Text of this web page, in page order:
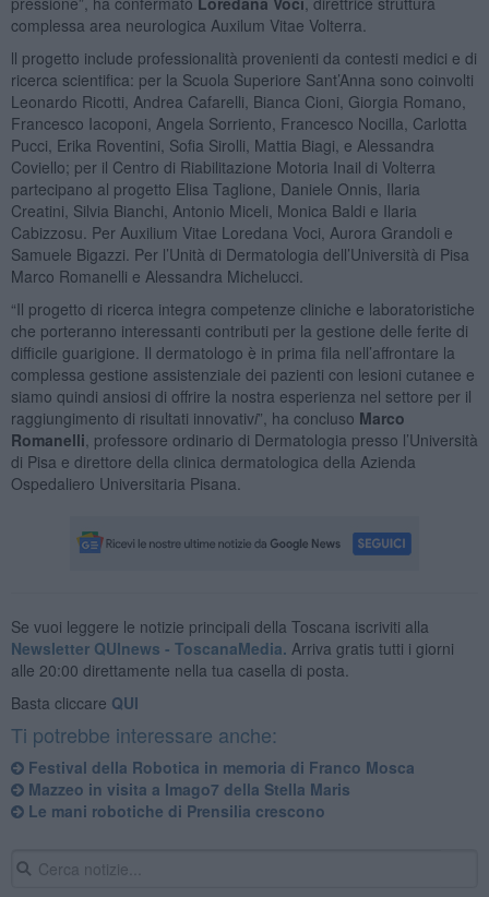
complessa area neurologica Auxilum Vitae Volterra.
ll progetto include professionalità provenienti da contesti medici e di
ricerca scientifica: per la Scuola Superiore Sant’Anna sono coinvolti
Leonardo Ricotti, Andrea Cafarelli, Bianca Cioni, Giorgia Romano,
Francesco Iacoponi, Angela Sorriento, Francesco Nocilla, Carlotta
Pucci, Erika Roventini, Sofia Sirolli, Mattia Biagi, e Alessandra
Coviello; per il Centro di Riabilitazione Motoria Inail di Volterra
partecipano al progetto Elisa Taglione, Daniele Onnis, Ilaria
Creatini, Silvia Bianchi, Antonio Miceli, Monica Baldi e Ilaria
Cabizzosu. Per Auxilium Vitae Loredana Voci, Aurora Grandoli e
Samuele Bigazzi. Per l’Unità di Dermatologia dell’Università di Pisa
Marco Romanelli e Alessandra Michelucci.
“Il progetto di ricerca integra competenze cliniche e laboratoristiche
che porteranno interessanti contributi per la gestione delle ferite di
difficile guarigione. Il dermatologo è in prima fila nell’affrontare la
complessa gestione assistenziale dei pazienti con lesioni cutanee e
siamo quindi ansiosi di offrire la nostra esperienza nel settore per il
raggiungimento di risultati innovativi”, ha concluso Marco
Romanelli , professore ordinario di Dermatologia presso l’Università
di Pisa e direttore della clinica dermatologica della Azienda
Ospedaliero Universitaria Pisana.
Se vuoi leggere le notizie principali della Toscana iscriviti alla
Newsletter QUInews - ToscanaMedia. Arriva gratis tutti i giorni
alle 20:00 direttamente nella tua casella di posta.
Basta cliccare QUI
Ti potrebbe interessare anche:
Festival della Robotica in memoria di Franco Mosca
Mazzeo in visita a Imago7 della Stella Maris
​Le mani robotiche di Prensilia crescono